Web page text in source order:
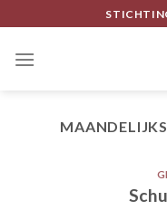
to
content